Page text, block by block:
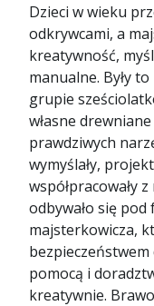
Dzieci w wieku
odkrywcami, a
kreatywność,
manualne. Były
grupie
własne
prawdziwych
wymyślały,
współpracowały
odbywało się
majsterkowicza,
bezpieczeństwem
pomocą i
kreatywnie.